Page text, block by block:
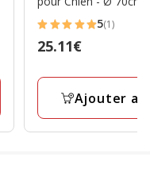
5
étoiles
5(1)
Prix
25.11€
Ajouter